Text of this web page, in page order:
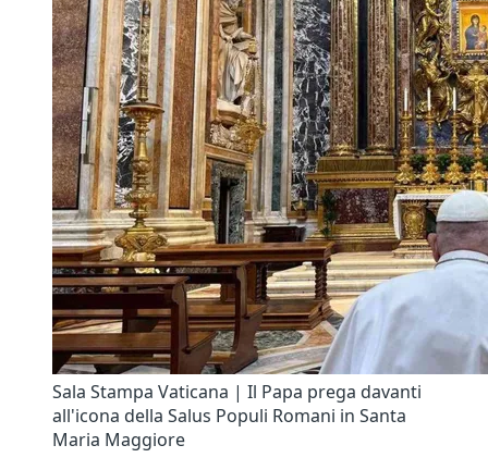
Sala Stampa Vaticana | Il Papa prega davanti
all'icona della Salus Populi Romani in Santa
Maria Maggiore